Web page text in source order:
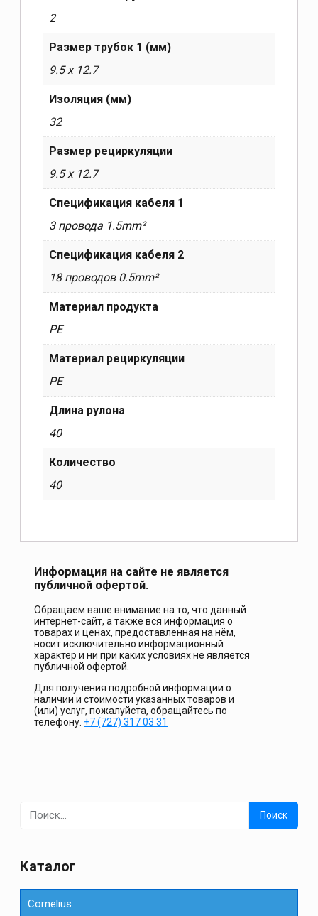
2
Размер трубок 1 (мм)
9.5 x 12.7
Изоляция (мм)
32
Размер рециркуляции
9.5 x 12.7
Спецификация кабеля 1
3 провода 1.5mm²
Спецификация кабеля 2
18 проводов 0.5mm²
Материал продукта
PE
Материал рециркуляции
PE
Длина рулона
40
Количество
40
Информация на сайте не является
публичной офертой.
Обращаем ваше внимание на то, что данный
интернет-сайт, а также вся информация о
товарах и ценах, предоставленная на нём,
носит исключительно информационный
характер и ни при каких условиях не является
публичной офертой.
Для получения подробной информации о
наличии и стоимости указанных товаров и
(или) услуг, пожалуйста, обращайтесь по
телефону. +7 (727) 317 03 31
Каталог
Cornelius